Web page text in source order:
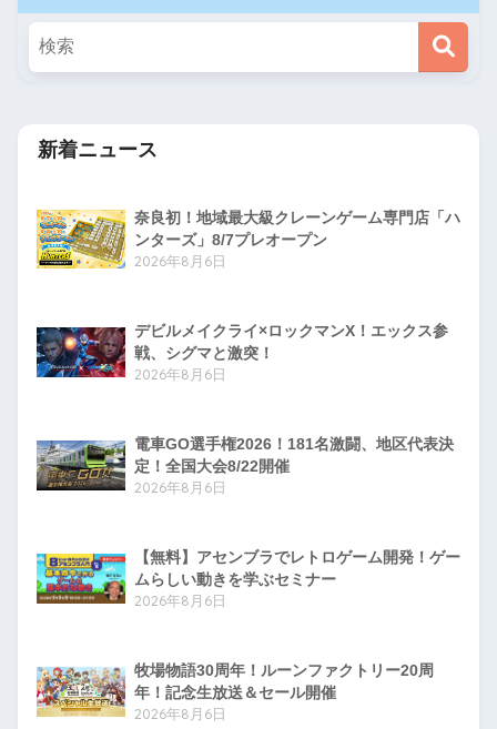
新着ニュース
奈良初！地域最大級クレーンゲーム専門店「ハ
ンターズ」8/7プレオープン
2026年8月6日
デビルメイクライ×ロックマンX！エックス参
戦、シグマと激突！
2026年8月6日
電車GO選手権2026！181名激闘、地区代表決
定！全国大会8/22開催
2026年8月6日
【無料】アセンブラでレトロゲーム開発！ゲー
ムらしい動きを学ぶセミナー
2026年8月6日
牧場物語30周年！ルーンファクトリー20周
年！記念生放送＆セール開催
2026年8月6日